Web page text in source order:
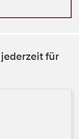
jederzeit für